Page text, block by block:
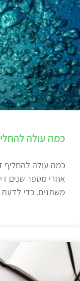
כמה עולה
כמה עולה להחליף
אחרי מספר שנים
משתנים. כדי